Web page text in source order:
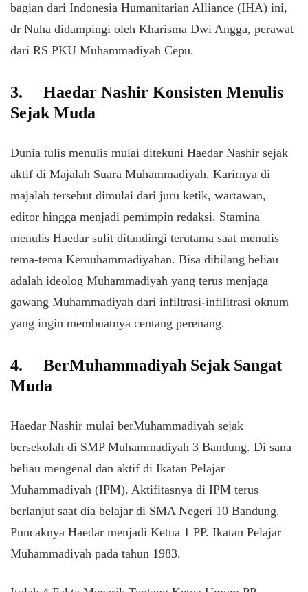
bagian dari Indonesia Humanitarian Alliance (IHA) ini,
dr Nuha didampingi oleh Kharisma Dwi Angga, perawat
dari RS PKU Muhammadiyah Cepu.
3.
Haedar Nashir Konsisten Menulis
Sejak Muda
Dunia tulis menulis mulai ditekuni Haedar Nashir sejak
aktif di Majalah Suara Muhammadiyah. Karirnya di
majalah tersebut dimulai dari juru ketik, wartawan,
editor hingga menjadi pemimpin redaksi. Stamina
menulis Haedar sulit ditandingi terutama saat menulis
tema-tema Kemuhammadiyahan. Bisa dibilang beliau
adalah ideolog Muhammadiyah yang terus menjaga
gawang Muhammadiyah dari infiltrasi-infilitrasi oknum
yang ingin membuatnya centang perenang.
4.
BerMuhammadiyah Sejak Sangat
Muda
Haedar Nashir mulai berMuhammadiyah sejak
bersekolah di SMP Muhammadiyah 3 Bandung. Di sana
beliau mengenal dan aktif di Ikatan Pelajar
Muhammadiyah (IPM). Aktifitasnya di IPM terus
berlanjut saat dia belajar di SMA Negeri 10 Bandung.
Puncaknya Haedar menjadi Ketua 1 PP. Ikatan Pelajar
Muhammadiyah pada tahun 1983.